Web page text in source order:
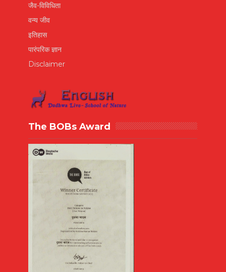
जैव-विविधिता
वन्य जीव
इतिहास
पारंपरिक ज्ञान
Disclaimer
The BOBs Award